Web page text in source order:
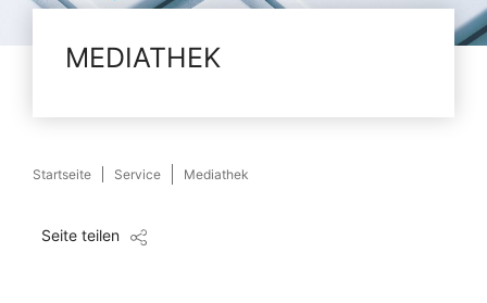
MEDIATHEK
Startseite Service Mediathek
Seite teilen